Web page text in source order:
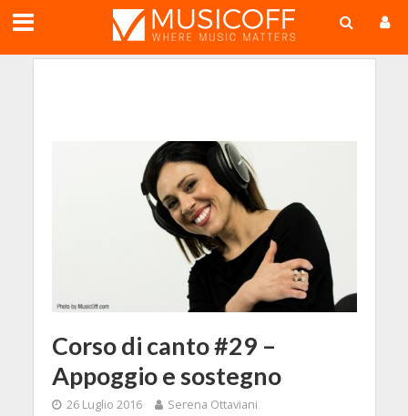
Corso di canto #29 –
Appoggio e sostegno
26 Luglio 2016
Serena Ottaviani